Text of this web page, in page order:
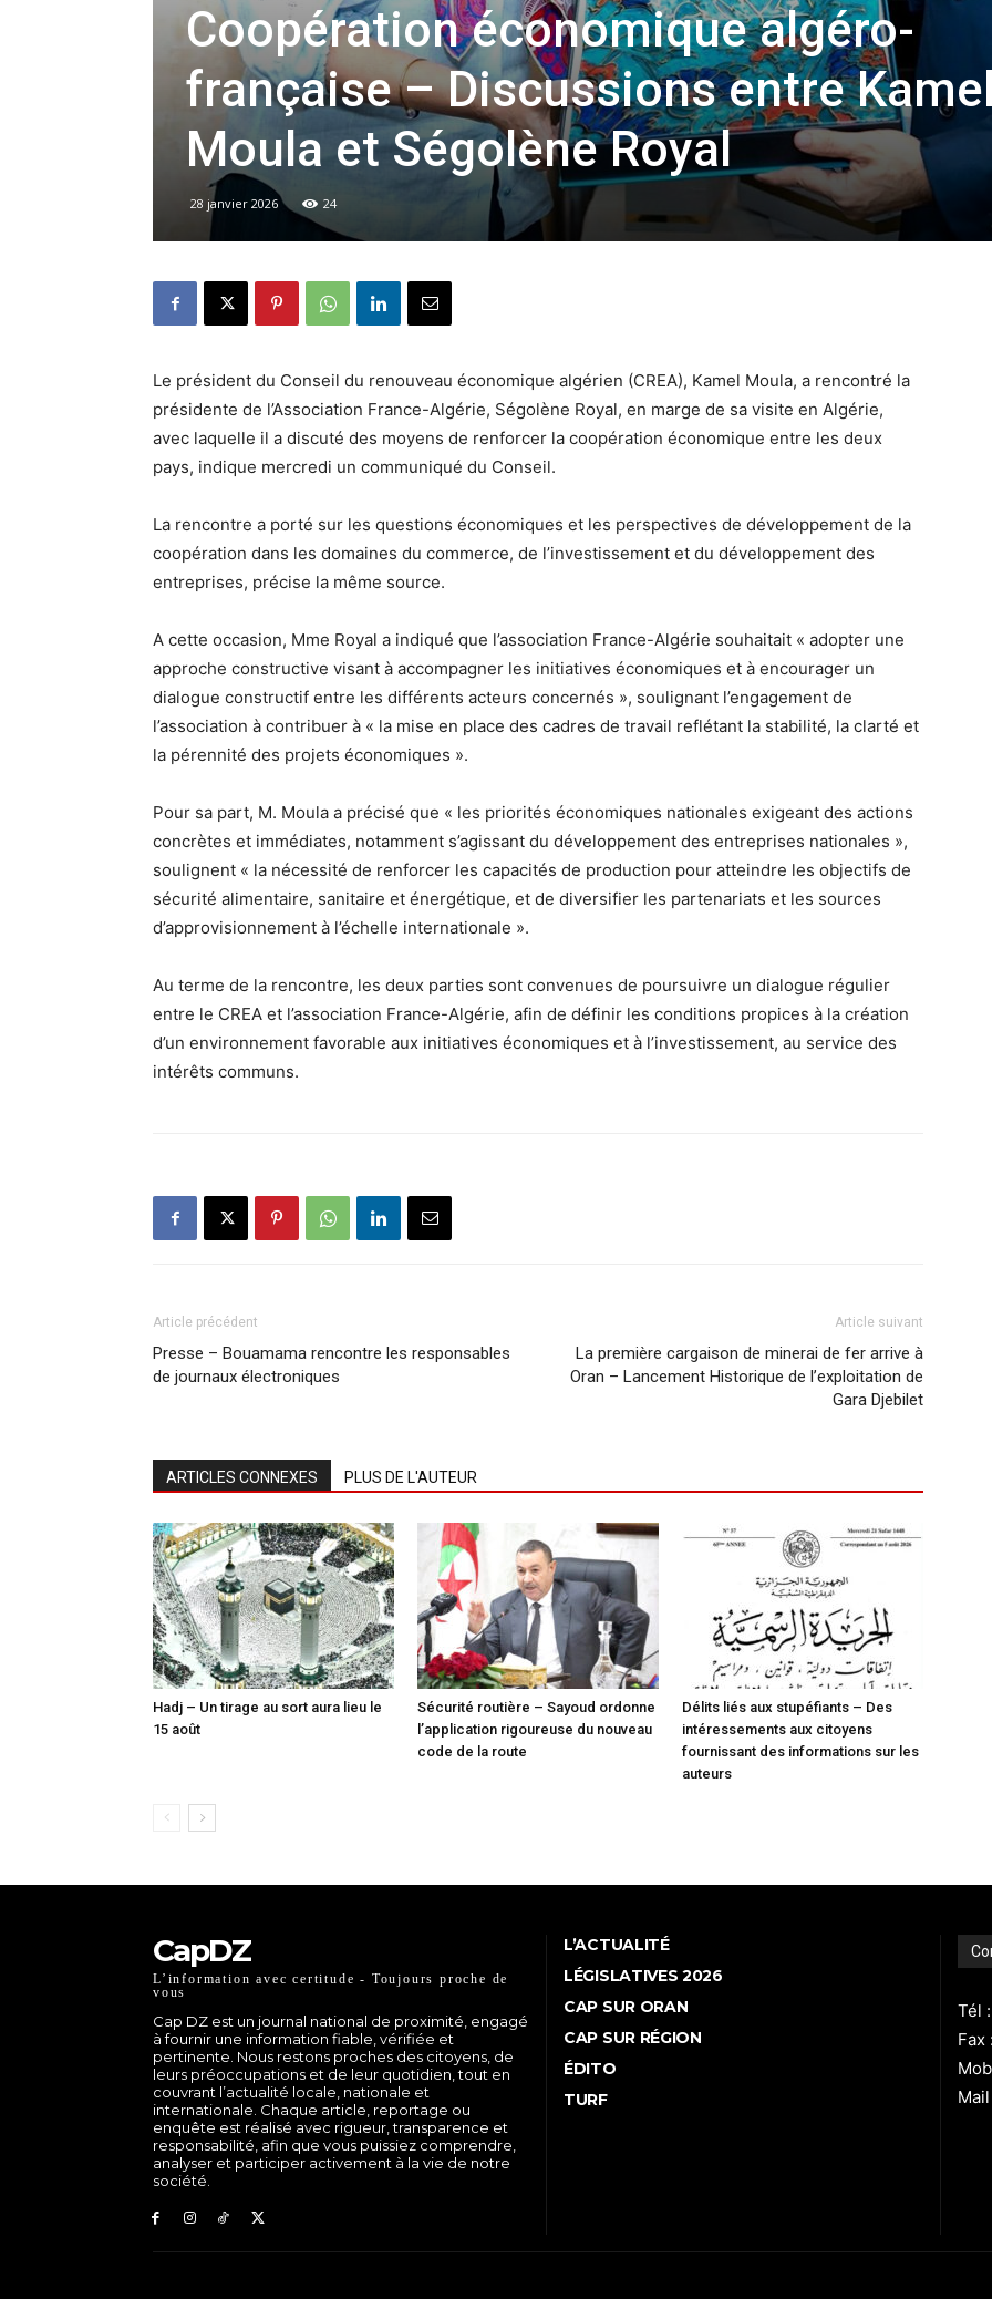
Coopération économique algéro-
française – Discussions entre
Moula et Ségolène Royal
28 janvier 2026 24
Le président du Conseil du renouveau économique algérien (CREA), Kamel Moula, a rencontré la
présidente de l’Association France-Algérie, Ségolène Royal, en marge de sa visite en Algérie,
avec laquelle il a discuté des moyens de renforcer la coopération économique entre les deux
pays, indique mercredi un communiqué du Conseil.
La rencontre a porté sur les questions économiques et les perspectives de développement de la
coopération dans les domaines du commerce, de l’investissement et du développement des
entreprises, précise la même source.
A cette occasion, Mme Royal a indiqué que l’association France-Algérie souhaitait « adopter une
approche constructive visant à accompagner les initiatives économiques et à encourager un
dialogue constructif entre les différents acteurs concernés », soulignant l’engagement de
l’association à contribuer à « la mise en place des cadres de travail reflétant la stabilité, la clarté et
la pérennité des projets économiques ».
Pour sa part, M. Moula a précisé que « les priorités économiques nationales exigeant des actions
concrètes et immédiates, notamment s’agissant du développement des entreprises nationales »,
soulignent « la nécessité de renforcer les capacités de production pour atteindre les objectifs de
sécurité alimentaire, sanitaire et énergétique, et de diversifier les partenariats et les sources
d’approvisionnement à l’échelle internationale ».
Au terme de la rencontre, les deux parties sont convenues de poursuivre un dialogue régulier
entre le CREA et l’association France-Algérie, afin de définir les conditions propices à la création
d’un environnement favorable aux initiatives économiques et à l’investissement, au service des
intérêts communs.
Article précédent
Presse – Bouamama rencontre les responsables
de journaux électroniques
Article suivant
La première cargaison de minerai de fer arrive à
Oran – Lancement Historique de l’exploitation de
Gara Djebilet
ARTICLES CONNEXES PLUS DE L'AUTEUR
Hadj – Un tirage au sort aura lieu le
15 août
Sécurité routière – Sayoud ordonne
l’application rigoureuse du nouveau
code de la route
Délits liés aux stupéfiants – Des
intéressements aux citoyens
fournissant des informations sur les
auteurs
CapDZ
L’information avec certitude - Toujours proche de
vous
Cap DZ est un journal national de proximité, engagé
à fournir une information fiable, vérifiée et
pertinente. Nous restons proches des citoyens, de
leurs préoccupations et de leur quotidien, tout en
couvrant l’actualité locale, nationale et
internationale. Chaque article, reportage ou
enquête est réalisé avec rigueur, transparence et
responsabilité, afin que vous puissiez comprendre,
analyser et participer activement à la vie de notre
société.
L’ACTUALITÉ
LÉGISLATIVES 2026
CAP SUR ORAN
CAP SUR RÉGION
ÉDITO
TURF
Tél
Fax